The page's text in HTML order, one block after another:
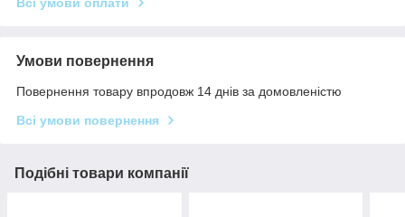
Всі умови оплати
Умови повернення
Повернення товару впродовж 14 днів за домовленістю
Всі умови повернення
Подібні товари компанії